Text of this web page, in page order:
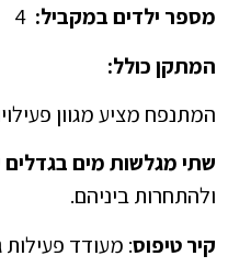
מספר ילדים במקביל:
המתקן כולל:
המתנפח מציע מגוון
שתי מגלשות מים בגדלים
ולהתחרות ביניהם.
קיר טיפוס: מעודד פעילות